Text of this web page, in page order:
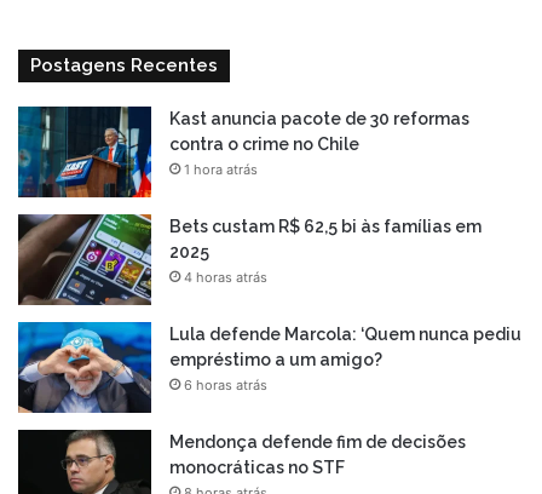
Postagens Recentes
Kast anuncia pacote de 30 reformas
contra o crime no Chile
1 hora atrás
Bets custam R$ 62,5 bi às famílias em
2025
4 horas atrás
Lula defende Marcola: ‘Quem nunca pediu
empréstimo a um amigo?
6 horas atrás
Mendonça defende fim de decisões
monocráticas no STF